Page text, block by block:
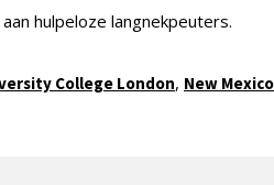
hulpeloze langnekpeuters.
College London, New